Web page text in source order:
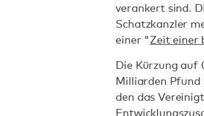
verankert sind.
Schatzkanzler
einer "Zeit einer
Die Kürzung auf
Milliarden Pfund
den das